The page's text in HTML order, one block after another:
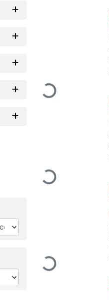
Loading...
Loading...
Loading...